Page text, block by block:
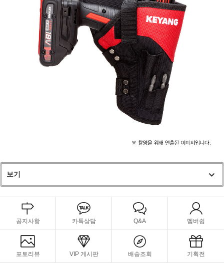
보기
공지사항 카톡상담 Q&A 멤버쉽
포토리뷰 VIP 게시판 배송조회 기획전